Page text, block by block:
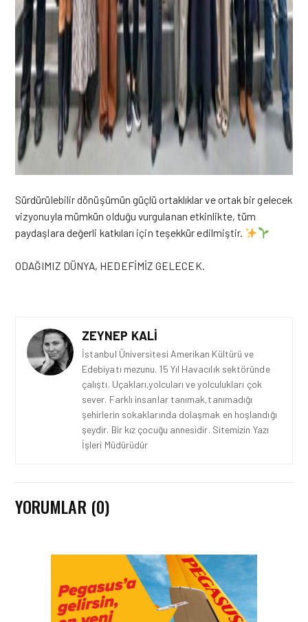
Sürdürülebilir dönüşümün güçlü ortaklıklar ve ortak bir gelecek
vizyonuyla mümkün olduğu vurgulanan etkinlikte, tüm
paydaşlara değerli katkıları için teşekkür edilmiştir.
ODAĞIMIZ DÜNYA, HEDEFİMİZ GELECEK.
ZEYNEP KALI
İstanbul Üniversitesi Amerikan Kültürü ve
Edebiyatı mezunu. 15 Yıl Havacılık sektöründe
çalıştı. Uçakları,yolcuları ve yolculukları çok
sever. Farklı insanlar tanımak,tanımadığı
şehirlerin sokaklarında dolaşmak en hoşlandığı
şeydir. Bir kız çocuğu annesidir. Sitemizin Yazı
İşleri Müdürüdür
YORUMLAR (0)
HAVAALANI • 05 AĞU 2026
İSTANBUL VALI
YARDIMCISI BEKIR
DINKIRCI’DEN KONTROL
KULESI’NE ZIYARET